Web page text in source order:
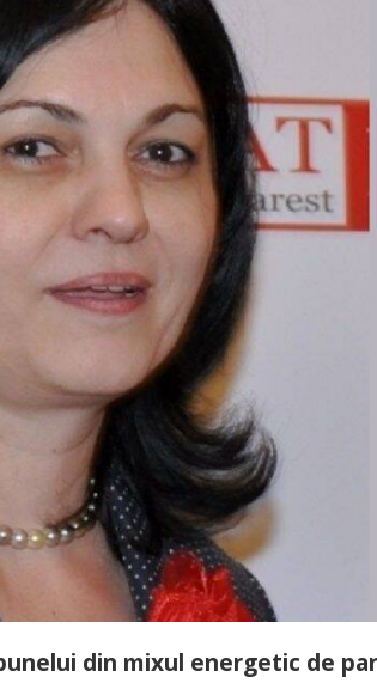
din mixul energetic de